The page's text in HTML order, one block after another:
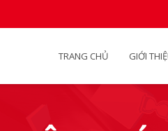
TRANG CHỦ GIỚI